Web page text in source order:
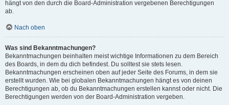
hängt von den durch die Board-Administration vergebenen Berechtigungen
ab.
Nach oben
Was sind Bekanntmachungen?
Bekanntmachungen beinhalten meist wichtige Informationen zu dem Bereich
des Boards, in dem du dich befindest. Du solltest sie stets lesen.
Bekanntmachungen erscheinen oben auf jeder Seite des Forums, in dem sie
erstellt wurden. Wie bei globalen Bekanntmachungen hängt es von deinen
Berechtigungen ab, ob du Bekanntmachungen erstellen kannst oder nicht. Die
Berechtigungen werden von der Board-Administration vergeben.